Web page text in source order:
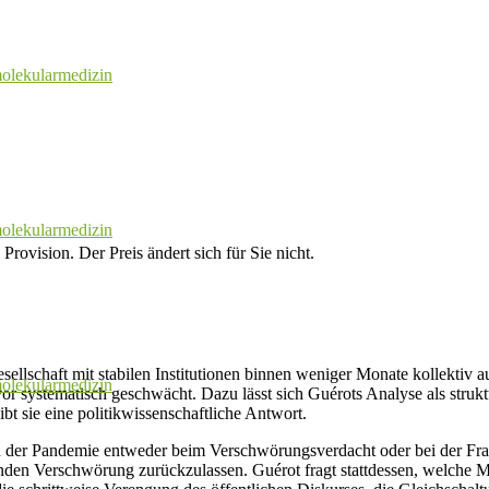
Der Preis ändert sich für Sie nicht.
mit stabilen Institutionen binnen weniger Monate kollektiv
systematisch geschwächt. Dazu lässt sich Guérots Analyse als
sie eine politikwissenschaftliche Antwort.
Pandemie entweder beim Verschwörungsverdacht oder bei der
Verschwörung zurückzulassen. Guérot fragt stattdessen, welche